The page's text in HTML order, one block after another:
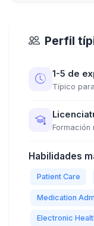
Perfil
1-5 de
Típico
Formación
Habilidades
Patient Care
Medication
Electronic